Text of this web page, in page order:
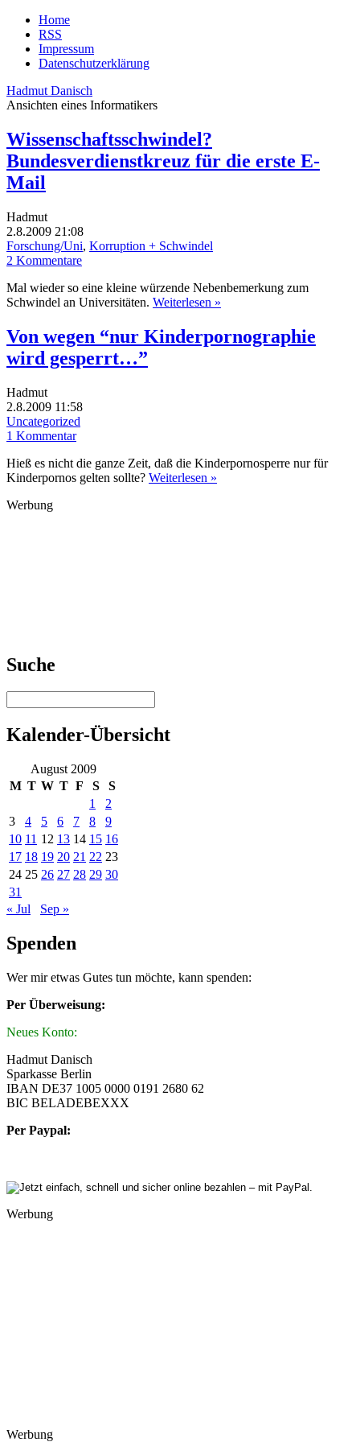
Home
RSS
Impressum
Datenschutzerklärung
Hadmut Danisch
Ansichten eines Informatikers
Wissenschaftsschwindel?
Bundesverdienstkreuz für die erste E-
Mail
Hadmut
2.8.2009 21:08
Forschung/Uni, Korruption + Schwindel
2 Kommentare
Mal wieder so eine kleine würzende Nebenbemerkung zum
Schwindel an Universitäten. Weiterlesen »
Von wegen “nur Kinderpornographie
wird gesperrt…”
Hadmut
2.8.2009 11:58
Uncategorized
1 Kommentar
Hieß es nicht die ganze Zeit, daß die Kinderpornosperre nur für
Kinderpornos gelten sollte? Weiterlesen »
Werbung
Suche
Kalender-Übersicht
August 2009
M T W T F S
S
1
2
3
4 5 6 7 8
9
10 11 12 13 14 15 16
17 18 19 20 21 22 23
24 25 26 27 28 29 30
31
« Jul
Sep »
Spenden
Wer mir etwas Gutes tun möchte, kann spenden:
Per Überweisung:
Neues Konto:
Hadmut Danisch
Sparkasse Berlin
IBAN DE37 1005 0000 0191 2680 62
BIC BELADEBEXXX
Per Paypal:
Werbung
Werbung